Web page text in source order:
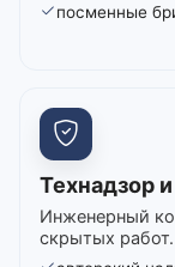
посменные
Технадзор
Инженерный
скрытых